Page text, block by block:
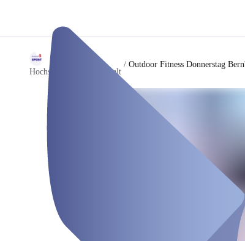
Hochschulsport HS Anhalt
/ Outdoor Fitness Donnerstag